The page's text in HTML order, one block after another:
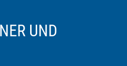
UND